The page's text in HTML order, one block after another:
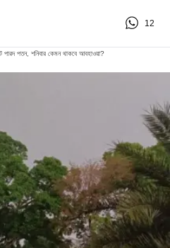
12
পারদ পতন, শনিবার কেমন থাকবে আবহাওয়া?